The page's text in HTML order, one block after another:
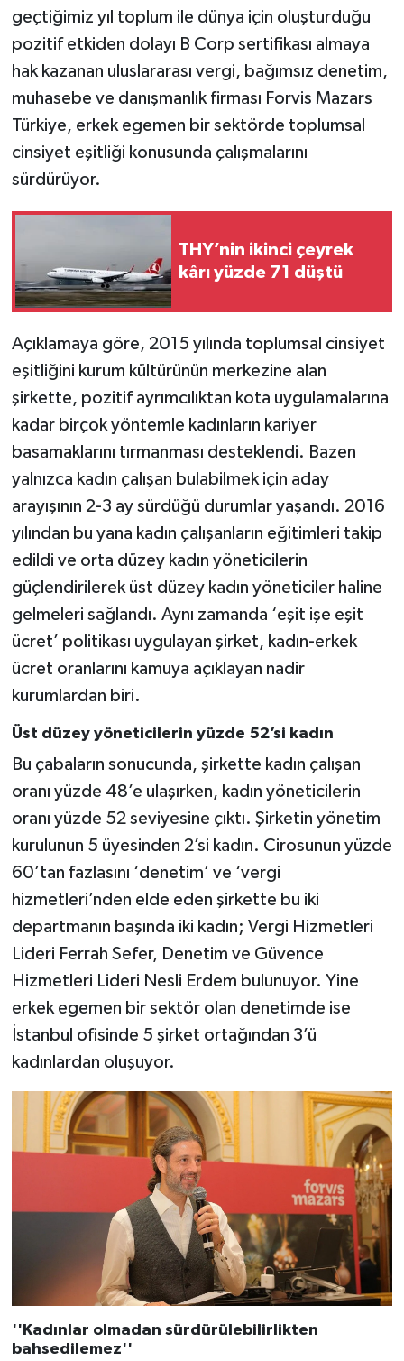
geçtiğimiz yıl toplum ile dünya için oluşturduğu
pozitif etkiden dolayı B Corp sertifikası almaya
hak kazanan uluslararası vergi, bağımsız denetim,
muhasebe ve danışmanlık firması Forvis Mazars
Türkiye, erkek egemen bir sektörde toplumsal
cinsiyet eşitliği konusunda çalışmalarını
sürdürüyor.
THY’nin ikinci çeyrek
kârı yüzde 71 düştü
Açıklamaya göre, 2015 yılında toplumsal cinsiyet
eşitliğini kurum kültürünün merkezine alan
şirkette, pozitif ayrımcılıktan kota uygulamalarına
kadar birçok yöntemle kadınların kariyer
basamaklarını tırmanması desteklendi. Bazen
yalnızca kadın çalışan bulabilmek için aday
arayışının 2-3 ay sürdüğü durumlar yaşandı. 2016
yılından bu yana kadın çalışanların eğitimleri takip
edildi ve orta düzey kadın yöneticilerin
güçlendirilerek üst düzey kadın yöneticiler haline
gelmeleri sağlandı. Aynı zamanda ‘eşit işe eşit
ücret’ politikası uygulayan şirket, kadın-erkek
ücret oranlarını kamuya açıklayan nadir
kurumlardan biri.
Üst düzey yöneticilerin yüzde 52’si kadın
Bu çabaların sonucunda, şirkette kadın çalışan
oranı yüzde 48’e ulaşırken, kadın yöneticilerin
oranı yüzde 52 seviyesine çıktı. Şirketin yönetim
kurulunun 5 üyesinden 2’si kadın. Cirosunun yüzde
60’tan fazlasını ‘denetim’ ve ‘vergi
hizmetleri’nden elde eden şirkette bu iki
departmanın başında iki kadın; Vergi Hizmetleri
Lideri Ferrah Sefer, Denetim ve Güvence
Hizmetleri Lideri Nesli Erdem bulunuyor. Yine
erkek egemen bir sektör olan denetimde ise
İstanbul ofisinde 5 şirket ortağından 3’ü
kadınlardan oluşuyor.
''Kadınlar olmadan sürdürülebilirlikten
bahsedilemez''